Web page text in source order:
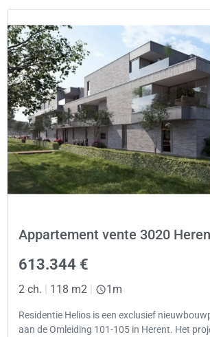
Appartement vente 3020
613.344 €
2 ch. 118 m2 1m
Residentie Helios is een exclusief
aan de Omleiding 101-105 in Herent. Het